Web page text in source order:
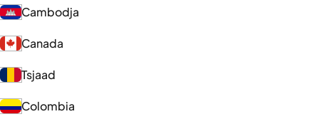
Cambodja
Canada
Tsjaad
Colombia